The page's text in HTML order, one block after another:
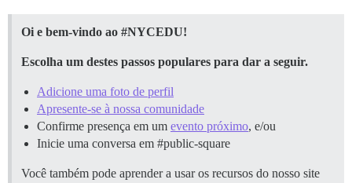
Oi e bem-vindo ao #NYCEDU!
Escolha um destes passos populares para dar a seguir.
Adicione uma foto de perfil
Apresente-se à nossa comunidade
Confirme presença em um evento próximo, e/ou
Inicie uma conversa em #public-square
Você também pode aprender a usar os recursos do nosso site